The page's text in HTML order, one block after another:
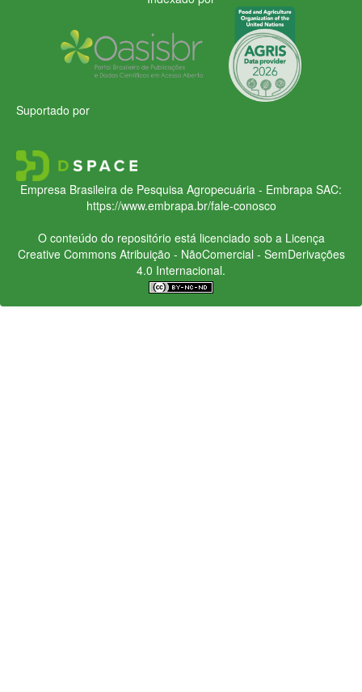
Suportado por
Empresa Brasileira de Pesquisa Agropecuária - Embrapa SAC:
https://www.embrapa.br/fale-conosco
O conteúdo do repositório está licenciado sob a Licença
Creative CommonsAtribuição - NãoComercial - SemDerivações
4.0 Internacional.